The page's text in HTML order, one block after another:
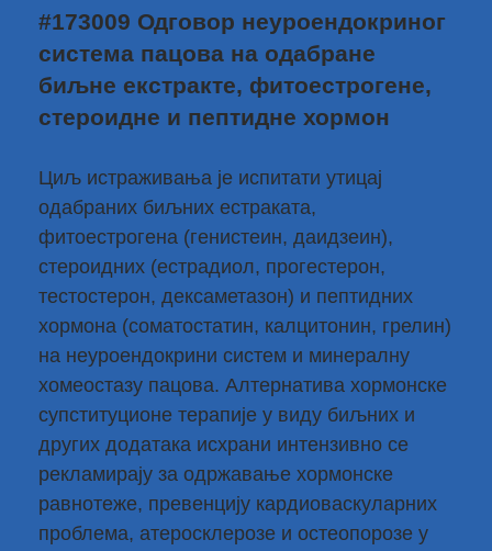
#173009 Одговор неуроендокриног
система пацова на одабране
биљне екстракте, фитоестрогене,
стероидне и пептидне хормон
Циљ истраживања је испитати утицај
одабраних биљних естраката,
фитоестрогена (генистеин, даидзеин),
стероидних (естрадиол, прогестерон,
тестостерон, дексаметазон) и пептидних
хормона (соматостатин, калцитонин, грелин)
на неуроендокрини систем и минералну
хомеостазу пацова. Алтернатива хормонске
супституционе терапије у виду биљних и
других додатака исхрани интензивно се
рекламирају за одржавање хормонске
равнотеже, превенцију кардиоваскуларних
проблема, атеросклерозе и остеопорозе у